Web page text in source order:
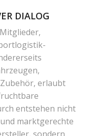
DIALOG
erlaubt
entstehen nicht
marktgerechte